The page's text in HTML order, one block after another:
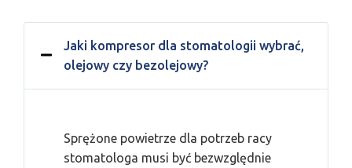
Jaki kompresor dla stomatologii wybrać,
olejowy czy bezolejowy?
Sprężone powietrze dla potrzeb racy
stomatologa musi być bezwzględnie